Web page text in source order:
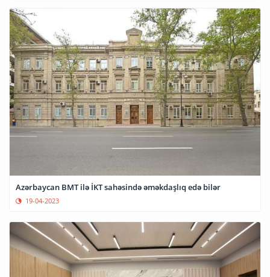
Azərbaycan BMT ilə İKT sahəsində əməkdaşlıq edə bilər
19-04-2023